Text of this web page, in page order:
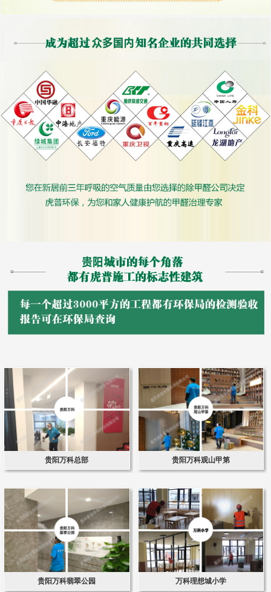
贵阳万科总部 贵阳万科观山甲第
贵阳万科翡翠公园 万科理想城小学